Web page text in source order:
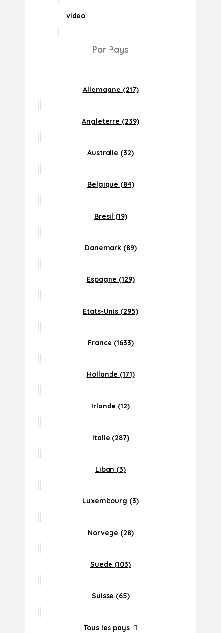
video
Par Pays
Allemagne (217)
Angleterre (239)
Australie (32)
Belgique (84)
Bresil (19)
Danemark (89)
Espagne (129)
Etats-Unis (295)
France (1633)
Hollande (171)
Irlande (12)
Italie (287)
Liban (3)
Luxembourg (3)
Norvege (28)
Suede (103)
Suisse (65)
Tous les pays